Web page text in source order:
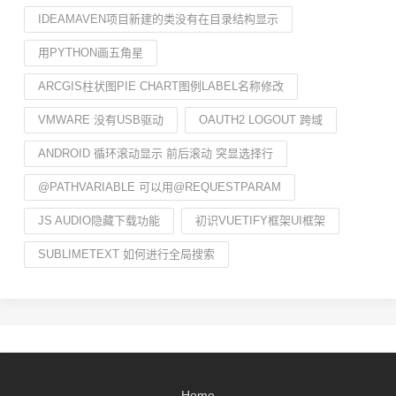
IDEAMAVEN项目新建的类没有在目录结构显示
用PYTHON画五角星
ARCGIS柱状图PIE CHART图例LABEL名称修改
VMWARE 没有USB驱动 OAUTH2 LOGOUT 跨域
ANDROID 循环滚动显示 前后滚动 突显选择行
@PATHVARIABLE 可以用@REQUESTPARAM
JS AUDIO隐藏下载功能 初识VUETIFY框架UI框架
SUBLIMETEXT 如何进行全局搜索